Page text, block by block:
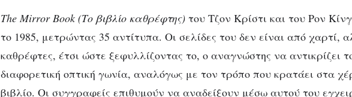
The Mirror Book (Το βιβλίο καθρέφτης) του Τζον Κρίστι και του Ρον
το 1985, μετρώντας 35 αντίτυπα. Οι σελίδες του δεν είναι από χαρτί,
καθρέφτες, έτσι ώστε ξεφυλλίζοντας το, ο αναγνώστης να αντικρίζει
διαφορετική οπτική γωνία, αναλόγως με τον τρόπο που κρατάει στα
βιβλίο. Οι συγγραφείς επιθυμούν να αναδείξουν μέσω αυτού του